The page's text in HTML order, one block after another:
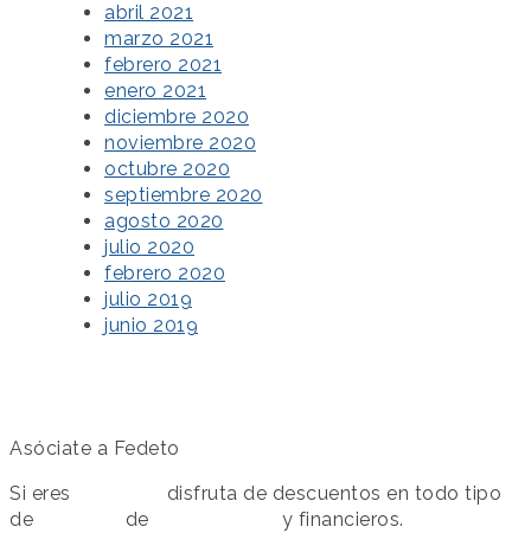
abril 2021
marzo 2021
febrero 2021
enero 2021
diciembre 2020
noviembre 2020
octubre 2020
septiembre 2020
agosto 2020
julio 2020
febrero 2020
julio 2019
junio 2019
Asóciate a Fedeto
Si eres
disfruta de descuentos en todo tipo
de
de
y financieros.